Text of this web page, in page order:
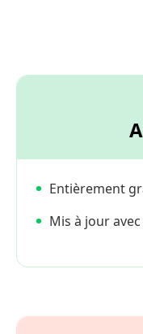
Entièrement
Mis à jour